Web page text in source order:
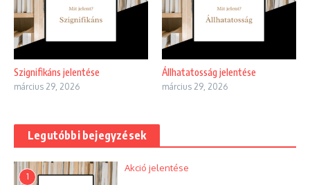
Szignifikáns jelentése
március 29, 2026
Állhatatosság jelentése
március 29, 2026
Legutóbbi bejegyzések
1
Akció jelentése